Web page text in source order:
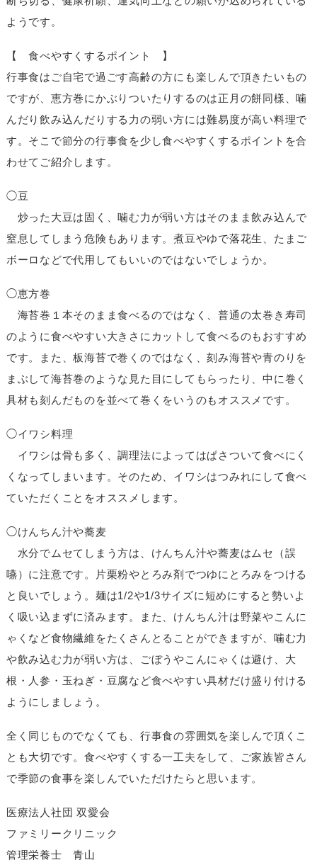
ようです。
【 食べやすくするポイント 】
行事食はご自宅で過ごす高齢の方にも楽しんで頂きたいもの
ですが、恵方巻にかぶりついたりするのは正月の餅同樣、噛
んだり飲み込んだりする力の弱い方には難易度が高い料理で
す。そこで節分の行事食を少し食べやすくするポイントを合
わせてご紹介します。
◯豆
炒った大豆は固く、噛む力が弱い方はそのまま飲み込んで
窒息してしまう危険もあります。煮豆やゆで落花生、たまご
ボーロなどで代用してもいいのではないでしょうか。
◯恵方巻
海苔巻１本そのまま食べるのではなく、普通の太巻き寿司
のように食べやすい大きさにカットして食べるのもおすすめ
です。また、板海苔で巻くのではなく、刻み海苔や青のりを
まぶして海苔巻のような見た目にしてもらったり、中に巻く
具材も刻んだものを並べて巻くをいうのもオススメです。
◯イワシ料理
イワシは骨も多く、調理法によってはぱさついて食べにく
くなってしまいます。そのため、イワシはつみれにして食べ
ていただくことをオススメします。
◯けんちん汁や蕎麦
水分でムセてしまう方は、けんちん汁や蕎麦はムセ（誤
嚥）に注意です。片栗粉やとろみ剤でつゆにとろみをつける
と良いでしょう。麺は1/2や1/3サイズに短めにすると勢いよ
く吸い込まずに済みます。また、けんちん汁は野菜やこんに
ゃくなど食物繊維をたくさんとることができますが、噛む力
や飲み込む力が弱い方は、ごぼうやこんにゃくは避け、大
根・人参・玉ねぎ・豆腐など食べやすい具材だけ盛り付ける
ようにしましょう。
全く同じものでなくても、行事食の雰囲気を楽しんで頂くこ
とも大切です。食べやすくする一工夫をして、ご家族皆さん
で季節の食事を楽しんでいただけたらと思います。
医療法人社団 双愛会
ファミリークリニック
管理栄養士 青山